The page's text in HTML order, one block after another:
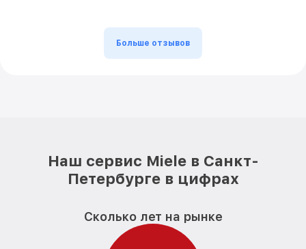
Больше отзывов
Наш сервис Miele в Санкт-
Петербурге в цифрах
Сколько лет на рынке